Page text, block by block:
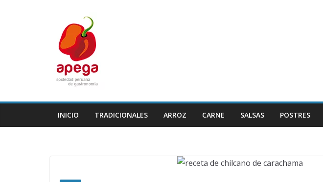
INICIO TRADICIONALES ARROZ CARNE SALSAS POSTRES